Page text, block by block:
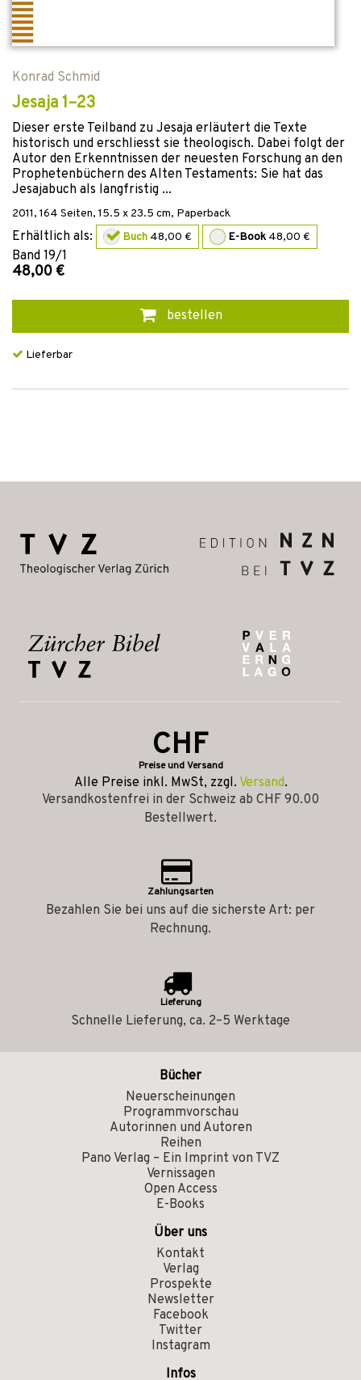
Konrad Schmid
Jesaja 1–23
Dieser erste Teilband zu Jesaja erläutert die Texte
historisch und erschliesst sie theologisch. Dabei folgt der
Autor den Erkenntnissen der neuesten Forschung an den
Prophetenbüchern des Alten Testaments: Sie hat das
Jesajabuch als langfristig ...
2011, 164 Seiten, 15.5 x 23.5 cm, Paperback
Erhältlich als: Buch 48,00 € E-Book 48,00 €
Band 19/1
48,00 €
bestellen
Lieferbar
CHF
Preise und Versand
Alle Preise inkl. MwSt, zzgl. Versand.
Versandkostenfrei in der Schweiz ab CHF 90.00
Bestellwert.
Zahlungsarten
Bezahlen Sie bei uns auf die sicherste Art: per
Rechnung.
Lieferung
Schnelle Lieferung, ca. 2–5 Werktage
Bücher
Neuerscheinungen
Programmvorschau
Autorinnen und Autoren
Reihen
Pano Verlag – Ein Imprint von TVZ
Vernissagen
Open Access
E-Books
Über uns
Kontakt
Verlag
Prospekte
Newsletter
Facebook
Twitter
Instagram
Infos